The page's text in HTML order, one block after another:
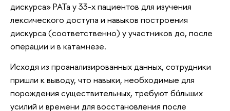
дискурса» РАТа у 33-х пациентов для изучения
лексического доступа и навыков построения
дискурса (соответственно) у участников до, после
операции и в катамнезе.
Исходя из проанализированных данных, сотрудники
пришли к выводу, что навыки, необходимые для
порождения существительных, требуют бо́льших
усилий и времени для восстановления после